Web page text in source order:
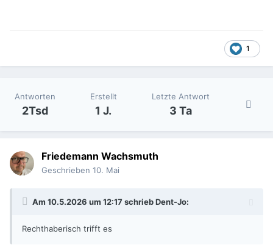
1
Antworten
2Tsd
Erstellt
1 J.
Letzte Antwort
3 Ta
Friedemann Wachsmuth
Geschrieben 10. Mai
Am 10.5.2026 um 12:17 schriebDent-Jo:
Rechthaberisch trifft es